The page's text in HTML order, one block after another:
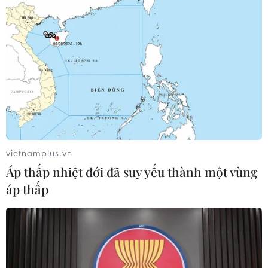
viết có nội dung xâm phạm đến lợi ích của nhà nước,
quyền, lợi ích của tổ chức, cá nhân.
vietnamplus.vn
Áp thấp nhiệt đới đã suy yếu thành một vùng
áp thấp